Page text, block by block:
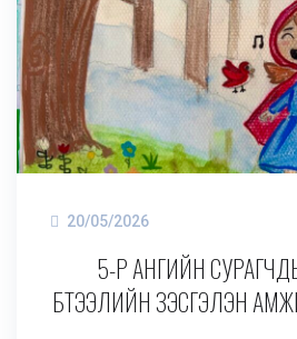
20/05/2026
5-Р АНГИЙН
БҮТЭЭЛИЙН ҮЗЭСГЭЛЭН